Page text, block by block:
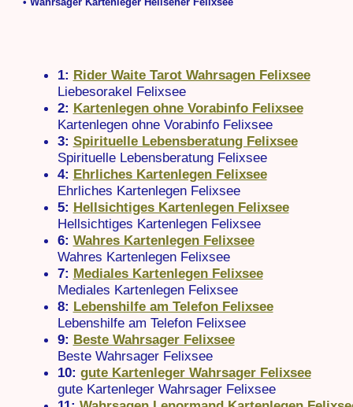
1: Rider Waite Tarot Wahrsagen Felixsee
Liebesorakel Felixsee
2: Kartenlegen ohne Vorabinfo Felixsee
Kartenlegen ohne Vorabinfo Felixsee
3: Spirituelle Lebensberatung Felixsee
Spirituelle Lebensberatung Felixsee
4: Ehrliches Kartenlegen Felixsee
Ehrliches Kartenlegen Felixsee
5: Hellsichtiges Kartenlegen Felixsee
Hellsichtiges Kartenlegen Felixsee
6: Wahres Kartenlegen Felixsee
Wahres Kartenlegen Felixsee
7: Mediales Kartenlegen Felixsee
Mediales Kartenlegen Felixsee
8: Lebenshilfe am Telefon Felixsee
Lebenshilfe am Telefon Felixsee
9: Beste Wahrsager Felixsee
Beste Wahrsager Felixsee
10: gute Kartenleger Wahrsager Felixsee
gute Kartenleger Wahrsager Felixsee